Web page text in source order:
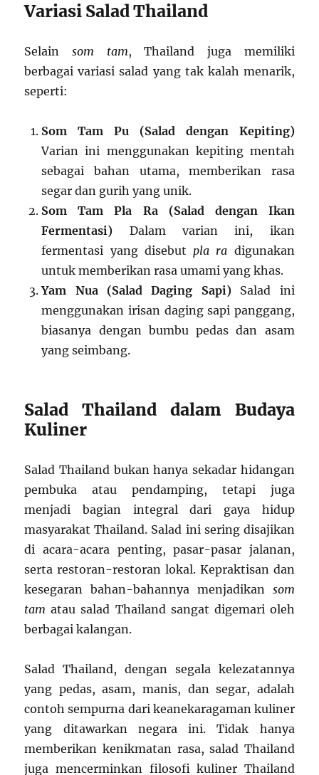
Variasi Salad Thailand
Selainsom tam, Thailand juga memiliki
berbagai variasi salad yang tak kalah menarik,
seperti:
Som Tam Pu (Salad dengan Kepiting)
Varian ini menggunakan kepiting mentah
sebagai bahan utama, memberikan rasa
segar dan gurih yang unik.
Som Tam Pla Ra (Salad dengan Ikan
Fermentasi) Dalam varian ini, ikan
fermentasi yang disebutpla ra digunakan
untuk memberikan rasa umami yang khas.
Yam Nua (Salad Daging Sapi)Salad ini
menggunakan irisan daging sapi panggang,
biasanya dengan bumbu pedas dan asam
yang seimbang.
Salad Thailand dalam Budaya
Kuliner
Salad Thailand bukan hanya sekadar hidangan
pembuka atau pendamping, tetapi juga
menjadi bagian integral dari gaya hidup
masyarakat Thailand. Salad ini sering disajikan
di acara-acara penting, pasar-pasar jalanan,
serta restoran-restoran lokal. Kepraktisan dan
kesegaran bahan-bahannya menjadikan som
tam atau salad Thailand sangat digemari oleh
berbagai kalangan.
Salad Thailand, dengan segala kelezatannya
yang pedas, asam, manis, dan segar, adalah
contoh sempurna dari keanekaragaman kuliner
yang ditawarkan negara ini. Tidak hanya
memberikan kenikmatan rasa, salad Thailand
juga mencerminkan filosofi kuliner Thailand